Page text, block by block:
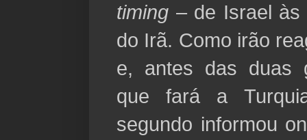
timing – de Israel às
do Irã. Como irão
e, antes das duas
que fará a
segundo informou